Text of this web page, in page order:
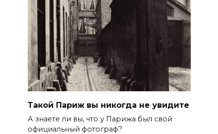
Такой Париж вы никогда не увидите
А знаете ли вы, что у Парижа был свой
официальный фотограф?